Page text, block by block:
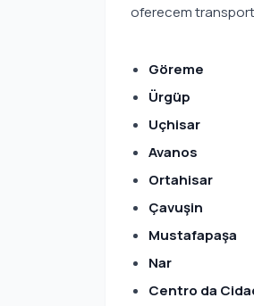
oferecem
Göreme
Ürgüp
Uçhisar
Avanos
Ortahisar
Çavuşin
Mustafapaşa
Nar
Centro da